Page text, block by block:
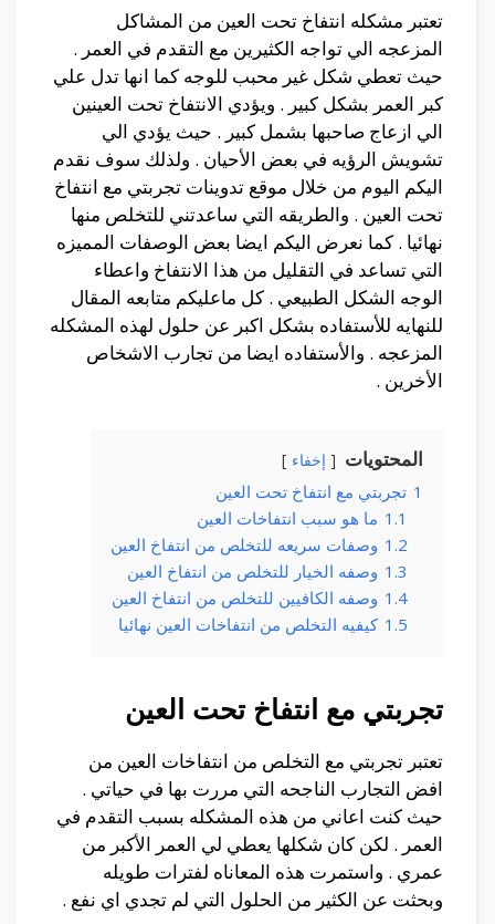
تعتبر مشكله انتفاخ تحت العين من المشاكل
المزعجه الي تواجه الكثيرين مع التقدم في العمر .
حيث تعطي شكل غير محبب للوجه كما انها تدل علي
كبر العمر بشكل كبير . ويؤدي الانتفاخ تحت العينين
الي ازعاج صاحبها بشمل كبير . حيث يؤدي الي
تشويش الرؤيه في بعض الأحيان . ولذلك سوف نقدم
اليكم اليوم من خلال موقع تدوينات تجربتي مع انتفاخ
تحت العين . والطريقه التي ساعدتني للتخلص منها
نهائيا . كما نعرض اليكم ايضا بعض الوصفات المميزه
التي تساعد في التقليل من هذا الانتفاخ واعطاء
الوجه الشكل الطبيعي . كل ماعليكم متابعه المقال
للنهايه للأستفاده بشكل اكبر عن حلول لهذه المشكله
المزعجه . والأستفاده ايضا من تجارب الاشخاص
الأخرين .
المحتويات إخفاء
1 تجربتي مع انتفاخ تحت العين
1.1 ما هو سبب انتفاخات العين
1.2 وصفات سريعه للتخلص من انتفاخ العين
1.3 وصفه الخيار للتخلص من انتفاخ العين
1.4 وصفه الكافيين للتخلص من انتفاخ العين
1.5 كيفيه التخلص من انتفاخات العين نهائيا
تجربتي مع انتفاخ تحت العين
تعتبر تجربتي مع التخلص من انتفاخات العين من
افض التجارب الناجحه التي مررت بها في حياتي .
حيث كنت اعاني من هذه المشكله بسبب التقدم في
العمر . لكن كان شكلها يعطي لي العمر الأكبر من
عمري . واستمرت هذه المعاناه لفترات طويله
وبحثت عن الكثير من الحلول التي لم تجدي اي نفع .